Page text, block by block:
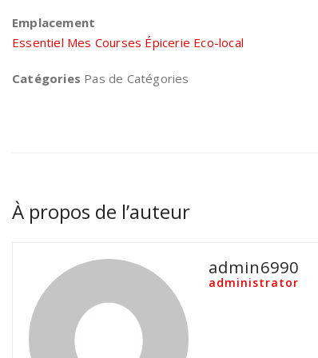
Emplacement
Essentiel Mes Courses Épicerie Eco-local
Catégories Pas de Catégories
À propos de l’auteur
admin6990
administrator